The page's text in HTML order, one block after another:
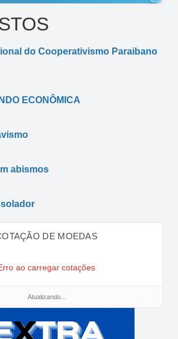
do Cooperativismo Paraibano
ECONÔMICA
abismos
DE MOEDAS
ao carregar cotações
Atualizando...